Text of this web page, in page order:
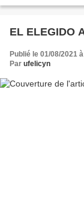
eBook...
EL ELEGIDO
Publié le 01/08/2021
Par ufelicyn